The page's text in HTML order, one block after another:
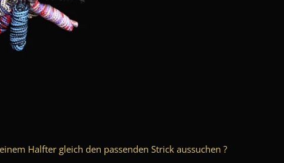
Halfter gleich den passenden Strick aussuchen ?